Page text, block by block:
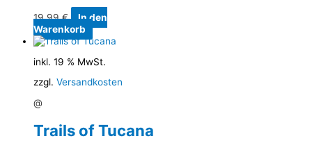
19,99€
In den
Warenkorb
inkl. 19 % MwSt.
zzgl. Versandkosten
@
Trails of Tucana